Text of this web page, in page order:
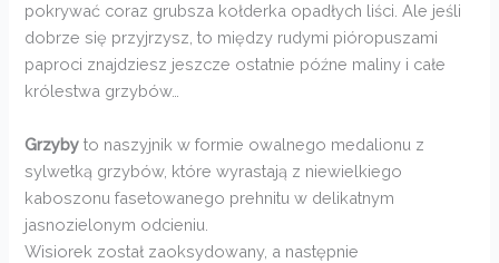
pokrywać coraz grubsza kołderka opadłych liści. Ale jeśli
dobrze się przyjrzysz, to między rudymi pióropuszami
paproci znajdziesz jeszcze ostatnie późne maliny i całe
królestwa grzybów…
Grzyby to naszyjnik w formie owalnego medalionu z
sylwetką grzybów, które wyrastają z niewielkiego
kaboszonu fasetowanego prehnitu w delikatnym
jasnozielonym odcieniu.
Wisiorek został zaoksydowany, a następnie